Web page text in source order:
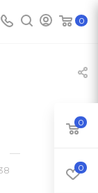
0
—
0
0